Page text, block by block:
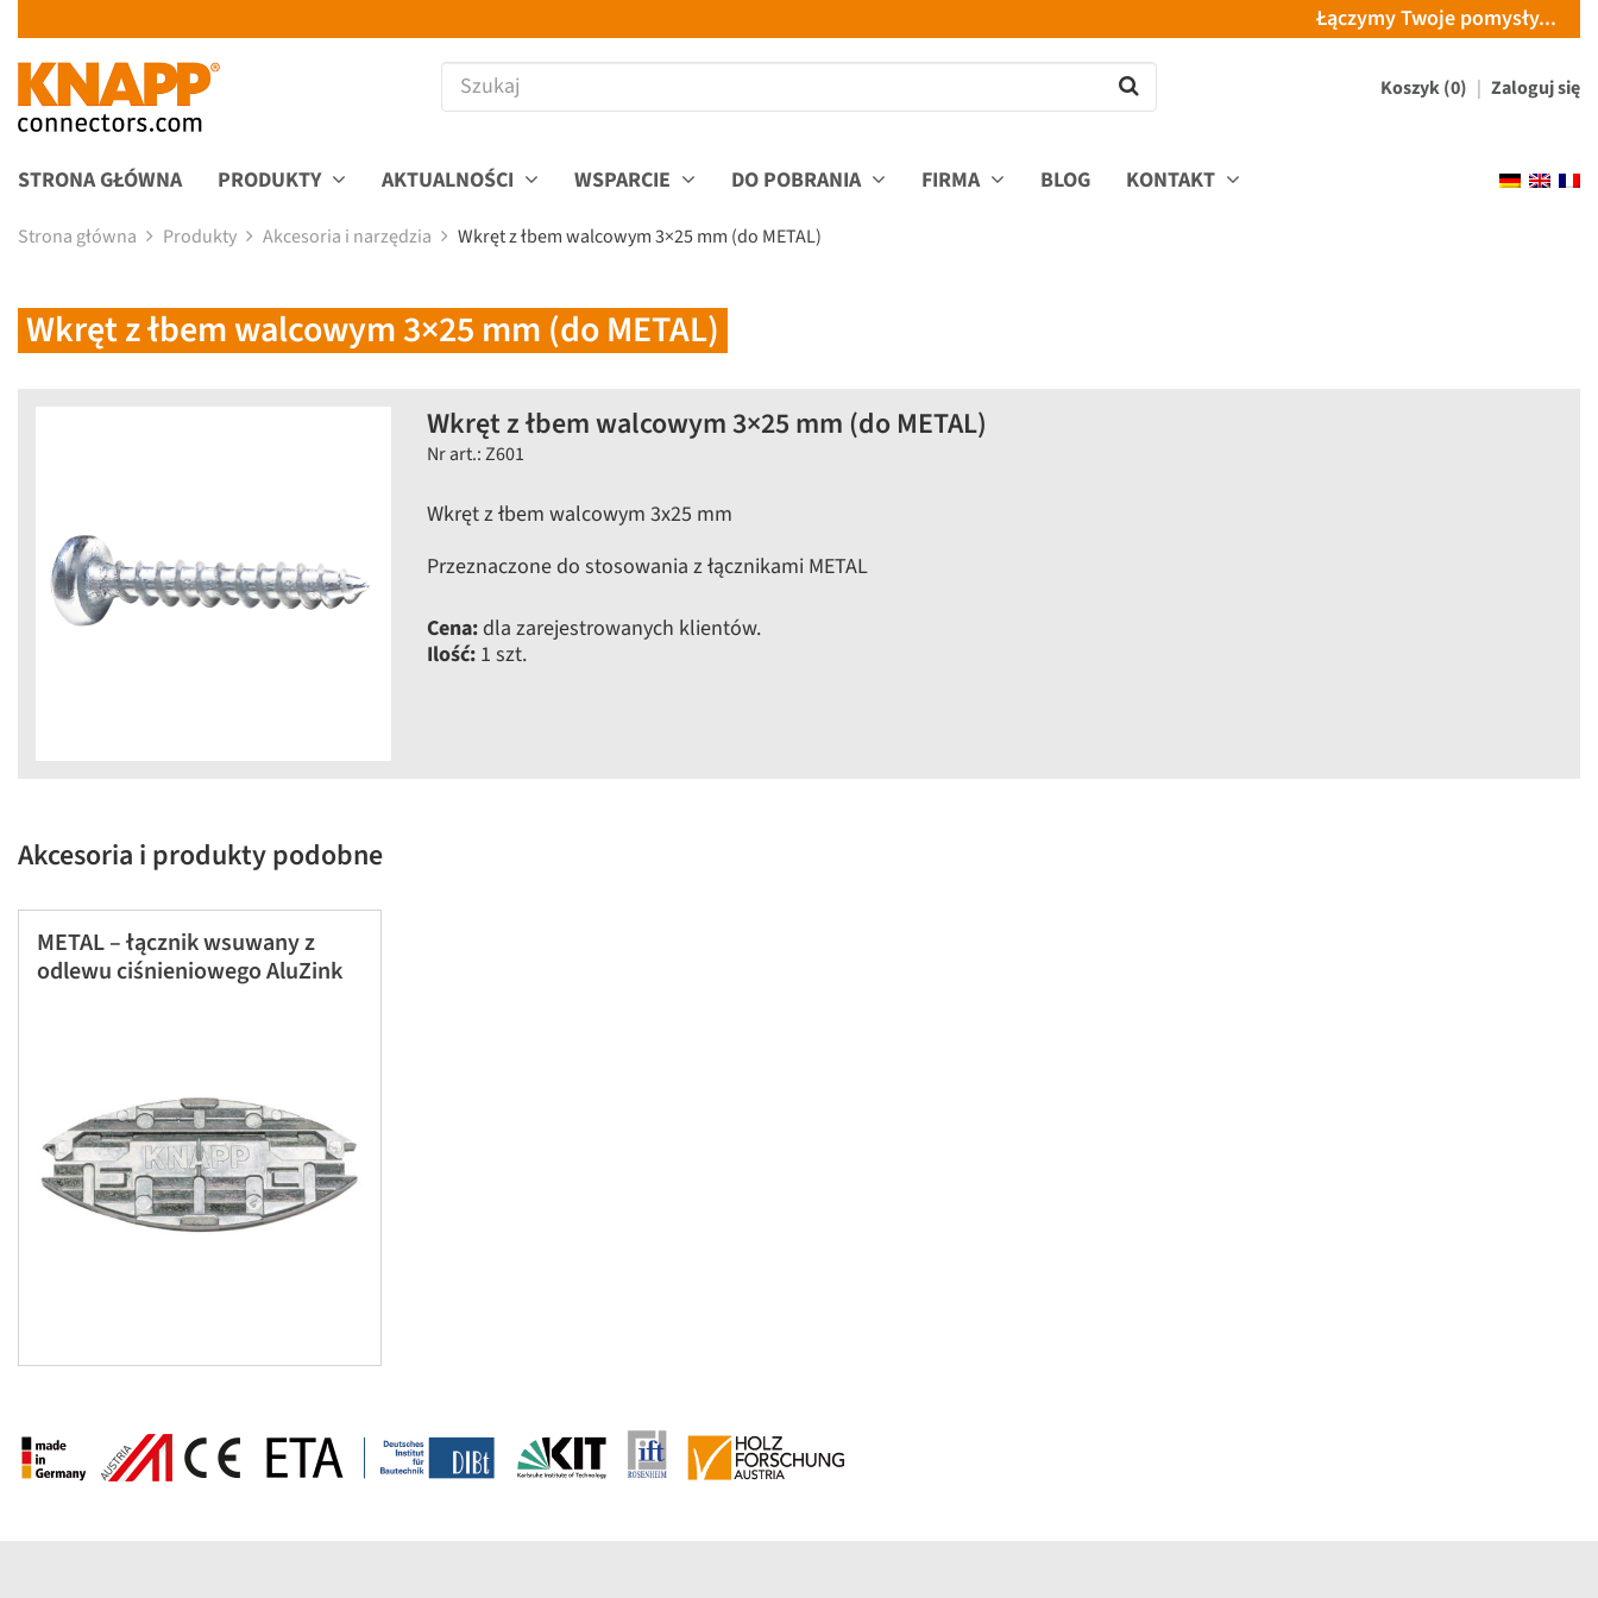
Łączymy Twoje pomysły...
Koszyk (0) Zaloguj się
STRONA GŁÓWNA PRODUKTY AKTUALNOŚCI WSPARCIE DO POBRANIA FIRMA BLOG KONTAKT
Strona główna Produkty Akcesoria i narzędzia Wkręt z łbem walcowym 3×25 mm (do METAL)
Wkręt z łbem walcowym 3×25 mm (do METAL)
Wkręt z łbem walcowym 3×25 mm (do METAL)
Nr art.: Z601
Wkręt z łbem walcowym 3x25 mm
Przeznaczone do stosowania z łącznikami METAL
Cena:dla zarejestrowanych klientów.
Ilość:1 szt.
Akcesoria i produkty podobne
METAL – łącznik wsuwany z
odlewu ciśnieniowego AluZink